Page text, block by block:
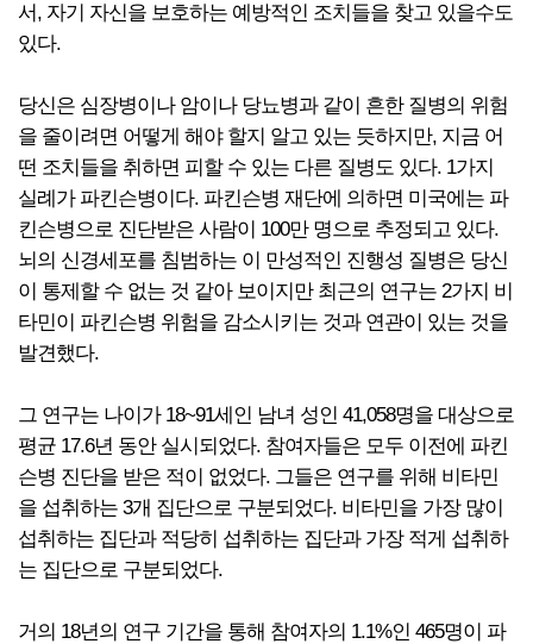
서, 자기 자신을 보호하는 예방적인 조치들을 찾고 있을수도
있다.
당신은 심장병이나 암이나 당뇨병과 같이 흔한 질병의 위험
을 줄이려면 어떻게 해야 할지 알고 있는 듯하지만, 지금 어
떤 조치들을 취하면 피할 수 있는 다른 질병도 있다. 1가지
실례가 파킨슨병이다. 파킨슨병 재단에 의하면 미국에는 파
킨슨병으로 진단받은 사람이 100만 명으로 추정되고 있다.
뇌의 신경세포를 침범하는 이 만성적인 진행성 질병은 당신
이 통제할 수 없는 것 같아 보이지만 최근의 연구는 2가지 비
타민이 파킨슨병 위험을 감소시키는 것과 연관이 있는 것을
발견했다.
그 연구는 나이가 18~91세인 남녀 성인 41,058명을 대상으로
평균 17.6년 동안 실시되었다. 참여자들은 모두 이전에 파킨
슨병 진단을 받은 적이 없었다. 그들은 연구를 위해 비타민
을 섭취하는 3개 집단으로 구분되었다. 비타민을 가장 많이
섭취하는 집단과 적당히 섭취하는 집단과 가장 적게 섭취하
는 집단으로 구분되었다.
거의 18년의 연구 기간을 통해 참여자의 1.1%인 465명이 파